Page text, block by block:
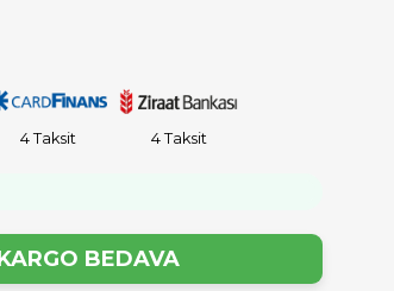
4 Taksit 4 Taksit
BEDAVA